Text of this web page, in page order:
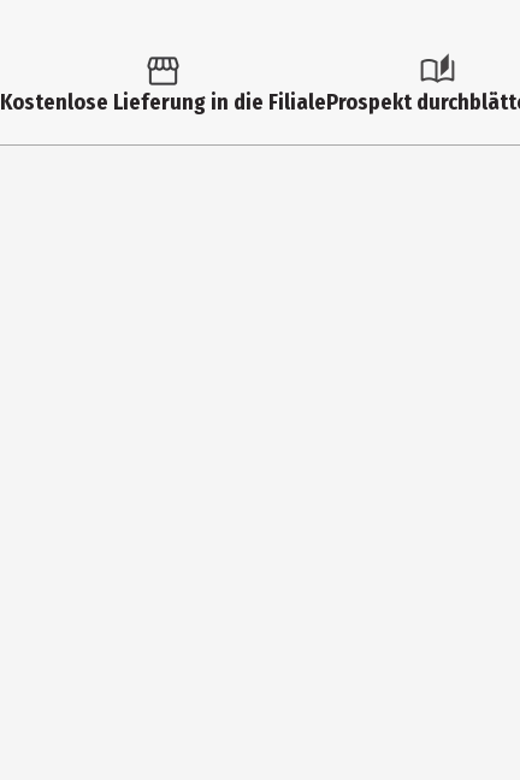
Karteikasten
Kostenlose Lieferung in die FilialeProspekt